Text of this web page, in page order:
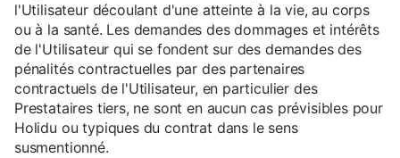
l'Utilisateur découlant d'une atteinte à la vie, au corps
ou à la santé. Les demandes des dommages et intérêts
de l'Utilisateur qui se fondent sur des demandes des
pénalités contractuelles par des partenaires
contractuels de l'Utilisateur, en particulier des
Prestataires tiers, ne sont en aucun cas prévisibles pour
Holidu ou typiques du contrat dans le sens
susmentionné.